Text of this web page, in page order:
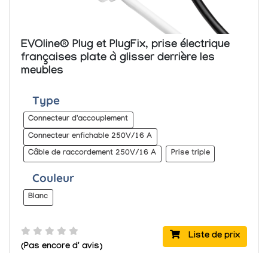
EVOline® Plug et PlugFix, prise électrique
françaises plate à glisser derrière les
meubles
Type
Connecteur d'accouplement
Connecteur enfichable 250V/16 A
Câble de raccordement 250V/16 A
Prise triple
Couleur
Blanc
Liste de prix
(Pas encore d' avis)